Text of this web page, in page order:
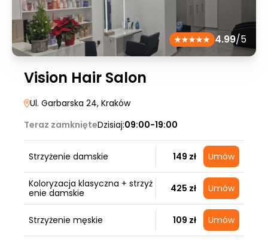
4.99/5
Vision Hair Salon
Ul. Garbarska 24, Kraków
Teraz zamknięteDzisiaj:09:00-19:00
Strzyżenie damskie 149 zł Umów
Koloryzacja klasyczna + strzyż
enie damskie
425 zł Umów
Strzyżenie męskie 109 zł Umów